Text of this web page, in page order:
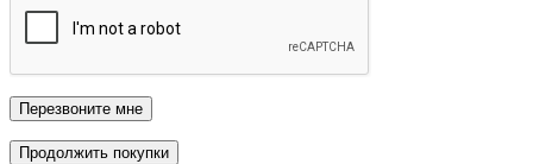
Перезвоните мне
Продолжить покупки